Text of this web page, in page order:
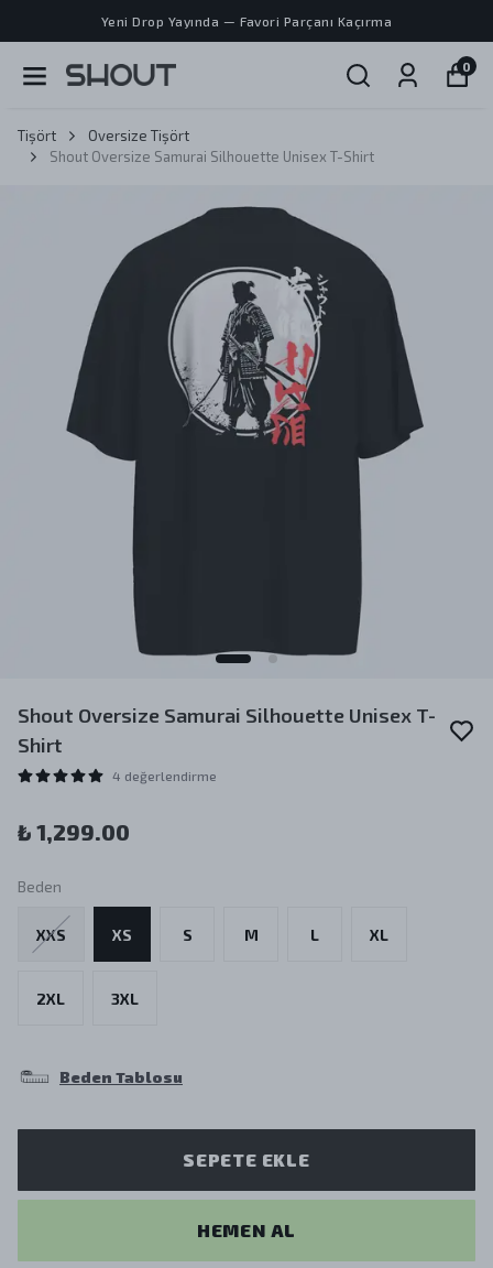
Yeni Drop Yayında — Favori Parçanı Kaçırma
0
Tişört
Oversize Tişört
Shout Oversize Samurai Silhouette Unisex T-Shirt
Shout Oversize Samurai Silhouette Unisex T-
Shirt
4 değerlendirme
₺ 1,299.00
Beden
XXS XS S M L XL
2XL 3XL
Beden Tablosu
SEPETE EKLE
HEMEN AL